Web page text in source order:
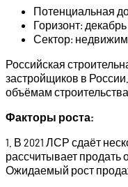
Потенциальная
Горизонт: декабрь
Сектор:
Российская
застройщиков в
объёмам
Факторы роста:
1. В 2021 ЛСР сдаёт
рассчитывает продать
Ожидаемый рост продаж